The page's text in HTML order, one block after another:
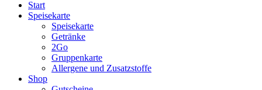
Start
Speisekarte
Speisekarte
Getränke
2Go
Gruppenkarte
Allergene und Zusatzstoffe
Shop